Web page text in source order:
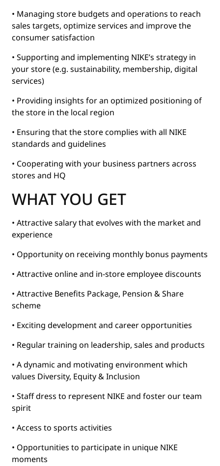
• Managing store budgets and operations to reach
sales targets, optimize services and improve the
consumer satisfaction
• Supporting and implementing NIKE’s strategy in
your store (e.g. sustainability, membership, digital
services)
• Providing insights for an optimized positioning of
the store in the local region
• Ensuring that the store complies with all NIKE
standards and guidelines
• Cooperating with your business partners across
stores and HQ
WHAT YOU GET
• Attractive salary that evolves with the market and
experience
• Opportunity on receiving monthly bonus payments
• Attractive online and in-store employee discounts
• Attractive Benefits Package, Pension & Share
scheme
• Exciting development and career opportunities
• Regular training on leadership, sales and products
• A dynamic and motivating environment which
values Diversity, Equity & Inclusion
• Staff dress to represent NIKE and foster our team
spirit
• Access to sports activities
• Opportunities to participate in unique NIKE
moments